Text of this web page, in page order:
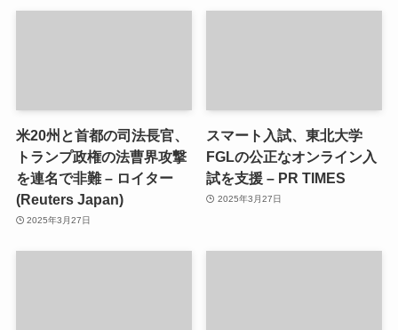
米20州と首都の司法長官、
トランプ政権の法曹界攻撃
を連名で非難 – ロイター
(Reuters Japan)
2025年3月27日
スマート入試、東北大学
FGLの公正なオンライン入
試を支援 – PR TIMES
2025年3月27日